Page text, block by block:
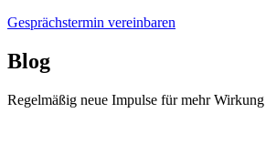
Gesprächstermin vereinbaren
Blog
Regelmäßig neue Impulse für mehr